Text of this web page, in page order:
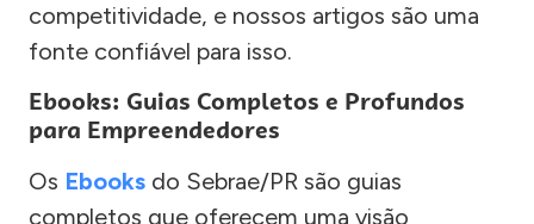
competitividade, e nossos artigos são uma
fonte confiável para isso.
Ebooks: Guias Completos e Profundos
para Empreendedores
Os Ebooks do Sebrae/PR são guias
completos que oferecem uma visão